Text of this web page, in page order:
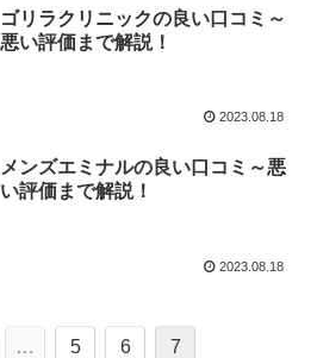
ゴリラクリニックの良い口コミ～
悪い評価まで解説！
2023.08.18
メンズエミナルの良い口コミ～悪
い評価まで解説！
2023.08.18
… 5 6 7